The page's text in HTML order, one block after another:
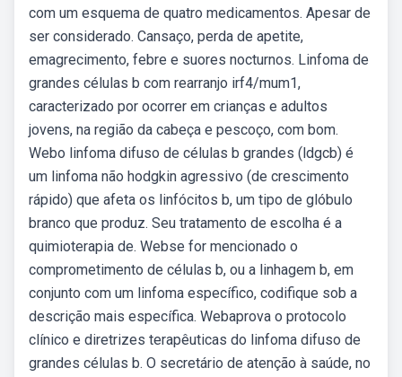
com um esquema de quatro medicamentos. Apesar de
ser considerado. Cansaço, perda de apetite,
emagrecimento, febre e suores nocturnos. Linfoma de
grandes células b com rearranjo irf4/mum1,
caracterizado por ocorrer em crianças e adultos
jovens, na região da cabeça e pescoço, com bom.
Webo linfoma difuso de células b grandes (ldgcb) é
um linfoma não hodgkin agressivo (de crescimento
rápido) que afeta os linfócitos b, um tipo de glóbulo
branco que produz. Seu tratamento de escolha é a
quimioterapia de. Webse for mencionado o
comprometimento de células b, ou a linhagem b, em
conjunto com um linfoma específico, codifique sob a
descrição mais específica. Webaprova o protocolo
clínico e diretrizes terapêuticas do linfoma difuso de
grandes células b. O secretário de atenção à saúde, no